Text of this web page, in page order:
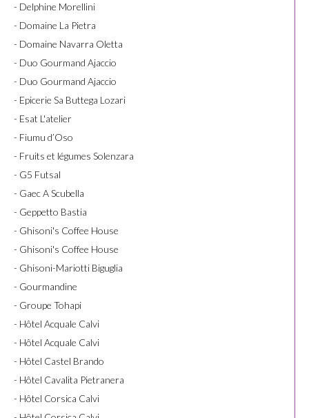
- Delphine Morellini
- Domaine La Pietra
- Domaine Navarra Oletta
- Duo Gourmand Ajaccio
- Duo Gourmand Ajaccio
- Epicerie Sa Buttega Lozari
- Esat L'atelier
- Fiumu d’Oso
- Fruits et légumes Solenzara
- G5 Futsal
- Gaec A Scubella
- Geppetto Bastia
- Ghisoni's Coffee House
- Ghisoni's Coffee House
- Ghisoni-Mariotti Biguglia
- Gourmandine
- Groupe Tohapi
- Hôtel Acquale Calvi
- Hôtel Acquale Calvi
- Hôtel Castel Brando
- Hôtel Cavalita Pietranera
- Hôtel Corsica Calvi